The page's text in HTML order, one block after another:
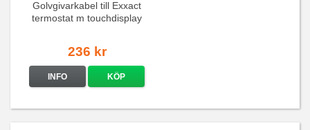
Golvgivarkabel till Exxact
termostat m touchdisplay
236 kr
INFO KÖP